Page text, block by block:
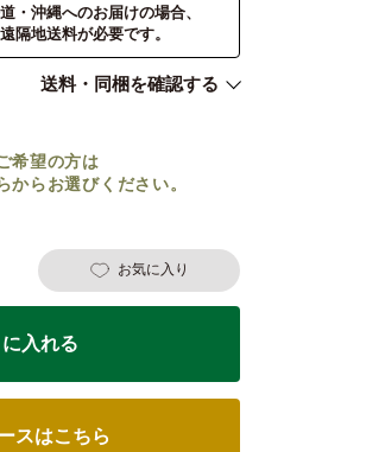
・沖縄へのお届けの場合、
隔地送料が必要です。
送料・同梱を確認する
希望の方は
からお選びください。
お気に入り
入れる
スはこちら